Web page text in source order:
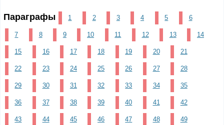
Параграфы 1 2 3 4 5 6
7 8 9 10 11 12 13 14
15 16 17 18 19 20 21
22 23 24 25 26 27 28
29 30 31 32 33 34 35
36 37 38 39 40 41 42
43 44 45 46 47 48 49